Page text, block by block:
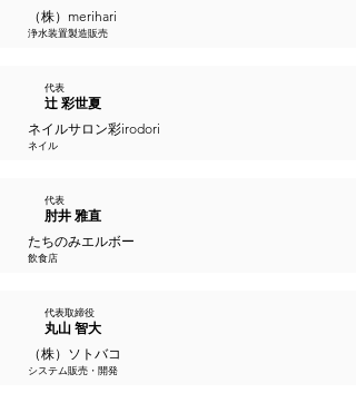
（株）merihari
浄水装置製造販売
代表
辻 彩世夏
ネイルサロン彩irodori
ネイル
代表
肘井 雅直
たちのみエルボー
飲食店
代表取締役
丸山 智大
（株）ソトバコ
システム販売・開発